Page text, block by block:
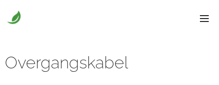
Overgangskabel